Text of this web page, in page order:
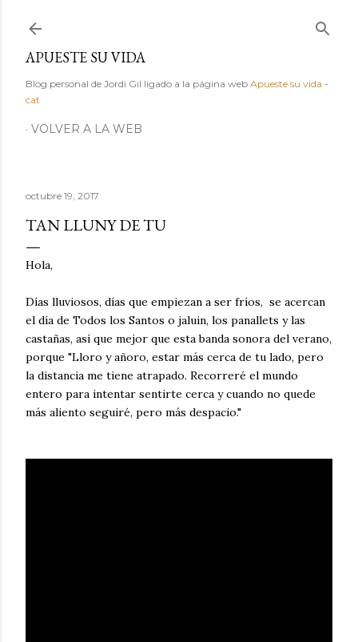
APUESTE SU VIDA
Blog personal de Jordi Gil ligado a la página web Apueste su vida -
cat
VOLVER A LA WEB
octubre 19, 2017
TAN LLUNY DE TU
Hola,
Días lluviosos, días que empiezan a ser fríos, se acercan
el día de Todos los Santos o jaluin, los panallets y las
castañas, así que mejor que esta banda sonora del verano,
porque "Lloro y añoro, estar más cerca de tu lado, pero
la distancia me tiene atrapado. Recorreré el mundo
entero para intentar sentirte cerca y cuando no quede
más aliento seguiré, pero más despacio."